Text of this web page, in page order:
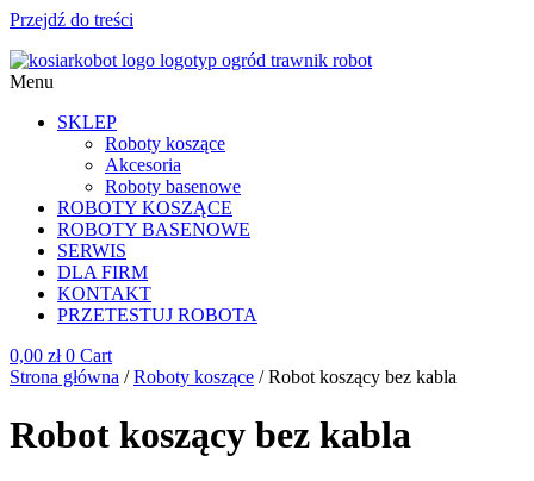
Przejdź do treści
Menu
SKLEP
Roboty koszące
Akcesoria
Roboty basenowe
ROBOTY KOSZĄCE
ROBOTY BASENOWE
SERWIS
DLA FIRM
KONTAKT
PRZETESTUJ ROBOTA
0,00 zł 0 Cart
Strona główna /Roboty koszące / Robot koszący bez kabla
Robot koszący bez kabla